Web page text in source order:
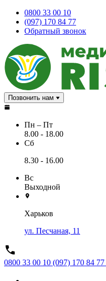
0800 33 00 10
(097) 170 84 77
Обратный звонок
Позвонить нам
Пн – Пт
8.00 - 18.00
Сб
8.30 - 16.00
Вс
Выходной
Харьков
ул. Песчаная, 11
0800 33 00 10 (097) 170 84 77